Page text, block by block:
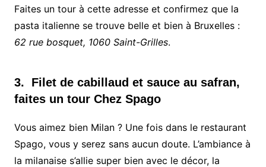
Faites un tour à cette adresse et confirmez que la
pasta italienne se trouve belle et bien à Bruxelles :
62 rue bosquet, 1060 Saint-Grilles.
3. Filet de cabillaud et sauce au safran,
faites un tour Chez Spago
Vous aimez bien Milan ? Une fois dans le restaurant
Spago, vous y serez sans aucun doute. L’ambiance à
la milanaise s’allie super bien avec le décor, la